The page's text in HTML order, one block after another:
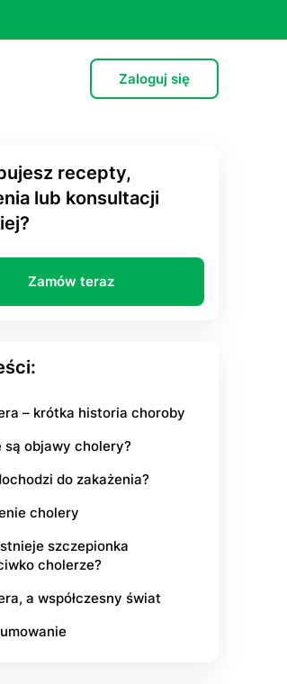
Zaloguj się
recepty,
lub konsultacji
Zamów teraz
– krótka historia choroby
są objawy cholery?
do zakażenia?
cholery
szczepionka
cholerze?
a współczesny świat